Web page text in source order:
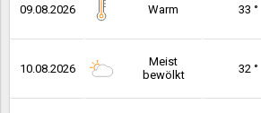
09.08.2026 Warm 33 °
10.08.2026
Meist
bewölkt
32 °